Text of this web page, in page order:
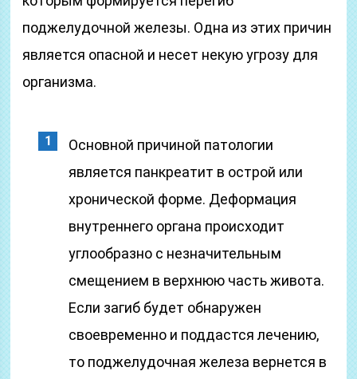
поджелудочной железы. Одна из этих причин
является опасной и несет некую угрозу для
организма.
Основной причиной патологии
является панкреатит в острой или
хронической форме. Деформация
внутреннего органа происходит
углообразно с незначительным
смещением в верхнюю часть живота.
Если загиб будет обнаружен
своевременно и поддастся лечению,
то поджелудочная железа вернется в